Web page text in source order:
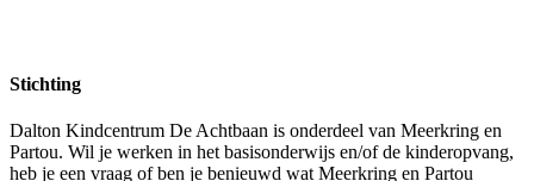
Stichting
Dalton Kindcentrum De Achtbaan is onderdeel van Meerkring en
Partou. Wil je werken in het basisonderwijs en/of de kinderopvang,
heb je een vraag of ben je benieuwd wat Meerkring en Partou